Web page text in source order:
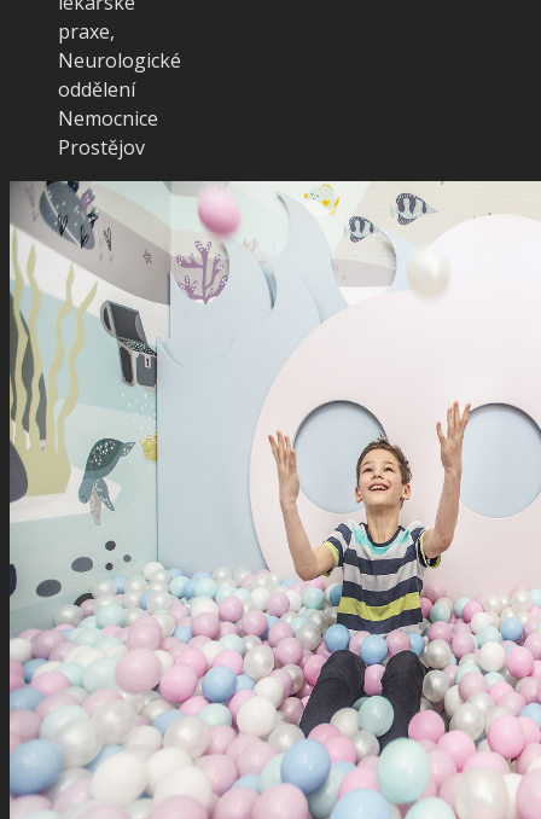
praxe,
Neurologické
oddělení
Nemocnice
Prostějov